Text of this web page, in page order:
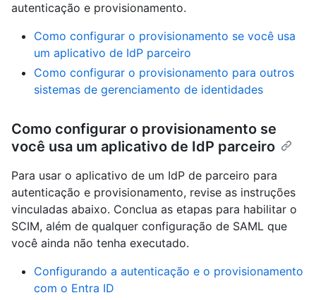
autenticação e provisionamento.
Como configurar o provisionamento se você usa
um aplicativo de IdP parceiro
Como configurar o provisionamento para outros
sistemas de gerenciamento de identidades
Como configurar o provisionamento se
você usa um aplicativo de IdP parceiro
Para usar o aplicativo de um IdP de parceiro para
autenticação e provisionamento, revise as instruções
vinculadas abaixo. Conclua as etapas para habilitar o
SCIM, além de qualquer configuração de SAML que
você ainda não tenha executado.
Configurando a autenticação e o provisionamento
com o Entra ID